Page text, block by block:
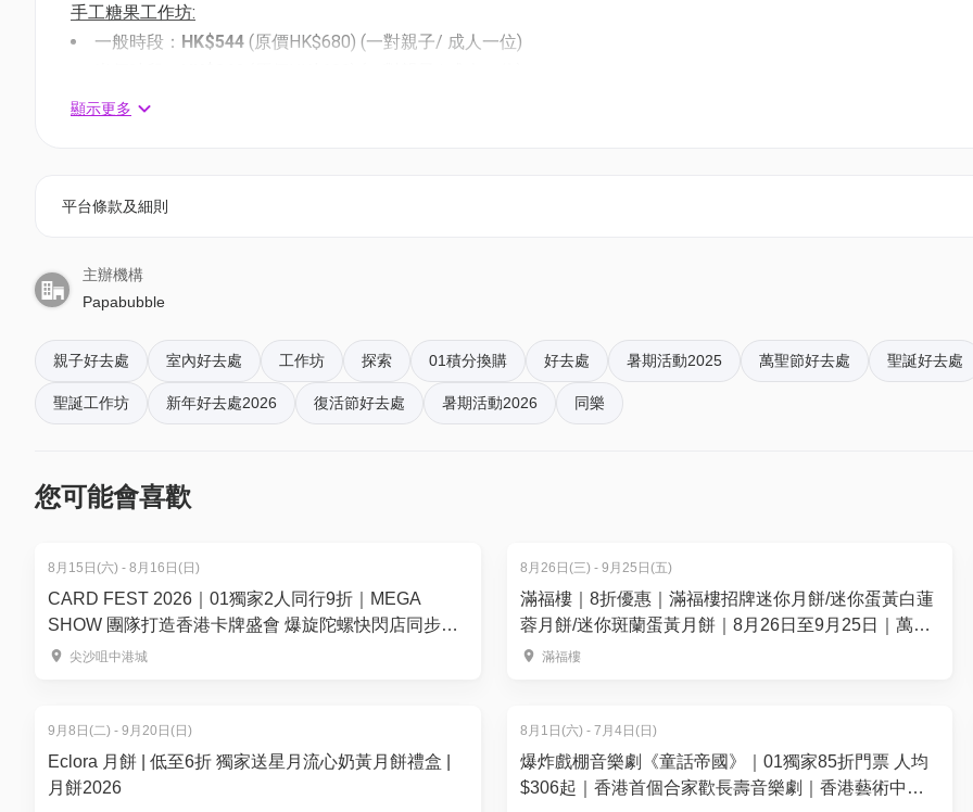
手工糖果工作坊:
一般時段： HK$544 (原價HK$680) (一對親子/ 成人一位)
棒棒糖工作坊:
手工糖果工作坊：彩虹笑臉、彩虹愛心圖案系列或夏日水果系列（3選1）
*半價時段 - 星期一至日: 10.30 - 11.30 am; 11.30 - 12.30pm; 18.00 - 19.00pm;
--
高級手工糖果工作坊
- 教授製作小狗/小貓圖案糖果
*所有時段 - 星期一至日: 10.30 -11.30 am; 11.30 - 12.30 pm; 13.00 - 14.00 pm; 14.00 -15.00 pm; 15.00 - 16.00 pm;
pm; 15.00 - 18.00 pm; 18.00 - 19.00 pm;
*所有工作坊必需預約。預約請whatsapp 63118286或電郵至info@papabubble.com.hk
顯示更多
平台條款及細則
主辦機構
Papabubble
親子好去處 室內好去處 工作坊 探索 01積分換購 好去處 暑期活動2025 萬聖節好去處 聖誕好去處
聖誕工作坊 新年好去處2026 復活節好去處 暑期活動2026 同樂
您可能會喜歡
8月15日(六) - 8月16日(日)
CARD FEST 2026｜01獨家2人同行9折｜MEGA
SHOW 團隊打造香港卡牌盛會 爆旋陀螺快閃店同步登
場！8月15-16日登陸尖沙咀中港城
尖沙咀中港城
8月26日(三) - 9月25日(五)
滿福樓｜8折優惠｜滿福樓招牌迷你月餅/迷你蛋黃白蓮
蓉月餅/迷你斑蘭蛋黃月餅｜8月26日至9月25日｜萬麗
海景酒店滿福樓
滿福樓
9月8日(二) - 9月20日(日)
Eclora 月餅 | 低至6折 獨家送星月流心奶黃月餅禮盒 |
月餅2026
8月1日(六) - 7月4日(日)
爆炸戲棚音樂劇《童話帝國》｜01獨家85折門票 人均
$306起｜香港首個合家歡長壽音樂劇｜香港藝術中心